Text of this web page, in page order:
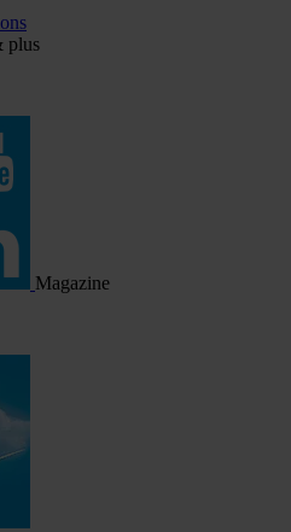
plus
Magazine